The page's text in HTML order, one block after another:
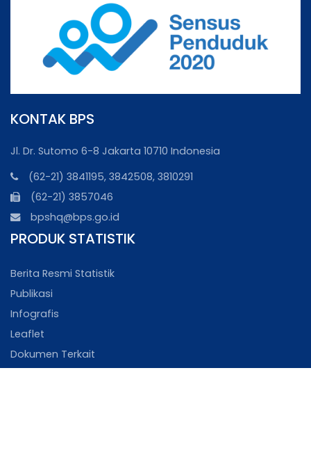
KONTAK BPS
Jl. Dr. Sutomo 6-8 Jakarta 10710 Indonesia
(62-21) 3841195, 3842508, 3810291
(62-21) 3857046
bpshq@bps.go.id
PRODUK STATISTIK
Berita Resmi Statistik
Publikasi
Infografis
Leaflet
Dokumen Terkait
MEDIA